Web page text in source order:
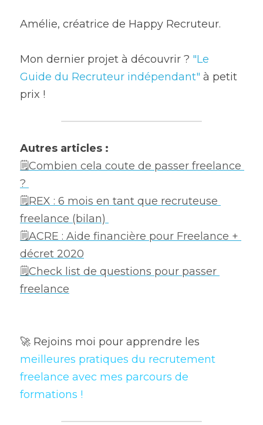
Amélie, créatrice de Happy Recruteur.
Mon dernier projet à découvrir ? "Le
Guide du Recruteur indépendant" à petit
prix !
Autres articles :
🗒Combien cela coute de passer freelance
?
🗒REX : 6 mois en tant que recruteuse
freelance (bilan)
🗒ACRE : Aide financière pour Freelance +
décret 2020
🗒Check list de questions pour passer
freelance
meilleures pratiques du recrutement
freelance avec mes parcours de
formations !